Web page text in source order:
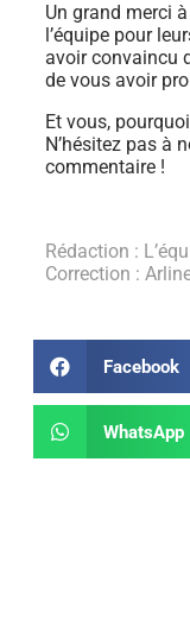
Un grand merci
l’équipe pour
avoir convaincu
de vous avoir
Et vous,
N’hésitez pas à
commentaire !
Rédaction :
Correction :
Facebook
WhatsApp